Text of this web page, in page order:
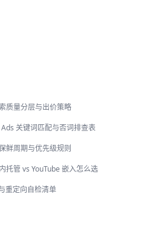
质量分层与出价策略
关键词匹配与否词排查表
鲜周期与优先级规则
托管 vs YouTube 嵌入怎么选
重定向自检清单